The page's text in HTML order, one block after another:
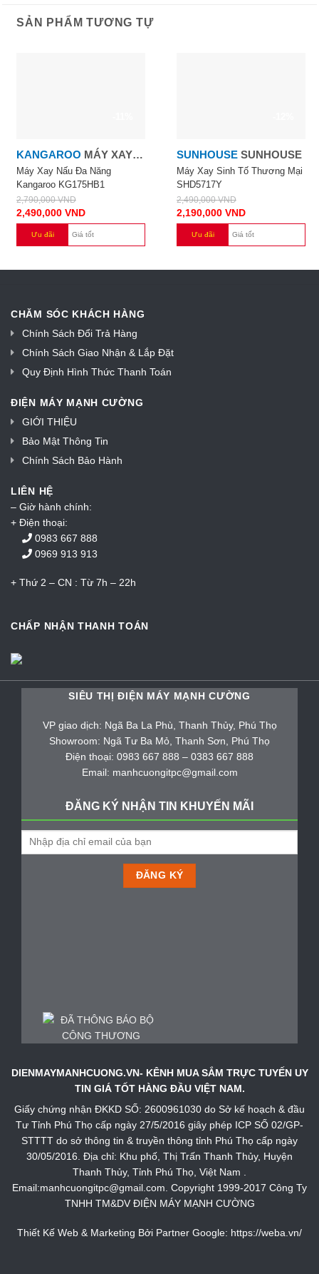
SẢN PHẨM TƯƠNG TỰ
KANGAROO MÁY XAY
NẤU ĐA NĂNG
KANGAROO KG175HB1
Máy Xay Nấu Đa Năng
Kangaroo KG175HB1
2,790,000VND
2,490,000 VND
Ưu đãi Giá tốt
SUNHOUSE SUNHOUSE
Máy Xay Sinh Tố Thương Mại
SHD5717Y
2,490,000VND
2,190,000 VND
Ưu đãi Giá tốt
CHĂM SÓC KHÁCH HÀNG
Chính Sách Đổi Trả Hàng
Chính Sách Giao Nhận & Lắp Đặt
Quy Định Hình Thức Thanh Toán
ĐIỆN MÁY MẠNH CƯỜNG
GIỚI THIỆU
Bảo Mật Thông Tin
Chính Sách Bảo Hành
LIÊN HỆ
– Giờ hành chính:
+ Điện thoại:
0983 667 888
0969 913 913
+ Thứ 2 – CN : Từ 7h – 22h
CHẤP NHẬN THANH TOÁN
SIÊU THỊ ĐIỆN MÁY MẠNH CƯỜNG
VP giao dịch: Ngã Ba La Phù, Thanh Thủy, Phú Thọ
Showroom: Ngã Tư Ba Mỏ, Thanh Sơn, Phú Thọ
Điện thoại: 0983 667 888 – 0383 667 888
Email: manhcuongitpc@gmail.com
ĐĂNG KÝ NHẬN TIN KHUYẾN MÃI
DIENMAYMANHCUONG.VN- KÊNH MUA SẮM TRỰC TUYẾN UY
TIN GIÁ TỐT HÀNG ĐẦU VIỆT NAM.
Giấy chứng nhận ĐKKD SỐ: 2600961030 do Sở kế hoạch & đầu
Tư Tỉnh Phú Thọ cấp ngày 27/5/2016 giây phép ICP SỐ 02/GP-
STTTT do sở thông tin & truyền thông tỉnh Phú Thọ cấp ngày
30/05/2016. Địa chỉ: Khu phố, Thị Trấn Thanh Thủy, Huyện
Thanh Thủy, Tỉnh Phú Thọ, Việt Nam .
Email:manhcuongitpc@gmail.com. Copyright 1999-2017 Công Ty
TNHH TM&DV ĐIỆN MÁY MẠNH CƯỜNG
Thiết Kế Web & Marketing Bởi Partner Google: https://weba.vn/